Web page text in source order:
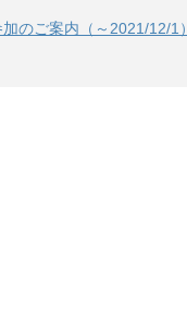
のご案内（～2021/12/1）